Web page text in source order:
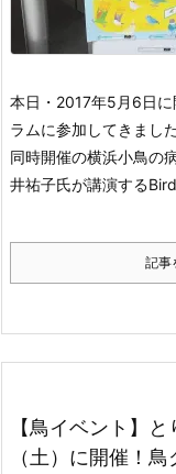
本日・2017年5月6日に
ラムに参加してきまし
同時開催の横浜小鳥の
井祐子氏が講演する
記事
【鳥イベント】
（土）に開催！